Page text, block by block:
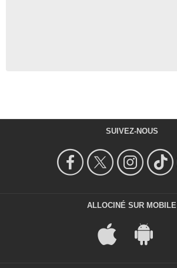
SUIVEZ-NOUS
ALLOCINÉ SUR MOBILE